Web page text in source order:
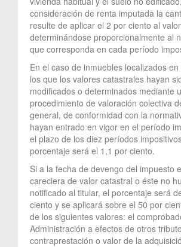
consideración de renta imputada la
resulte de aplicar el 2 por ciento al
determinándose proporcionalmente al
que corresponda en cada período
En el caso de inmuebles localizados
los que los valores catastrales hayan
modificados o determinados mediante
procedimiento de valoración colectiva
general, de conformidad con la
hayan entrado en vigor en el período
el plazo de los diez períodos
porcentaje será el 1,1 por ciento.
Si a la fecha de devengo del impuesto
careciera de valor catastral o éste no
notificado al titular, el porcentaje será
ciento y se aplicará sobre el 50 por
de los siguientes valores: el
Administración a efectos de otros
contraprestación o valor de la